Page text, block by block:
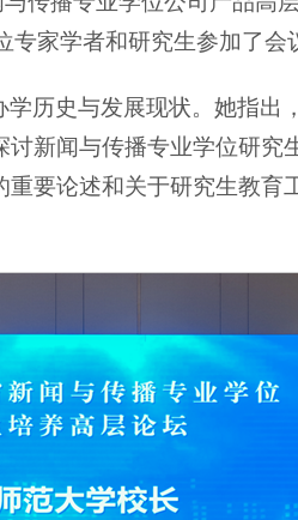
家学者和研究生参加了会
历史与发展现状。她指出
新闻与传播专业学位研
要论述和关于研究生教